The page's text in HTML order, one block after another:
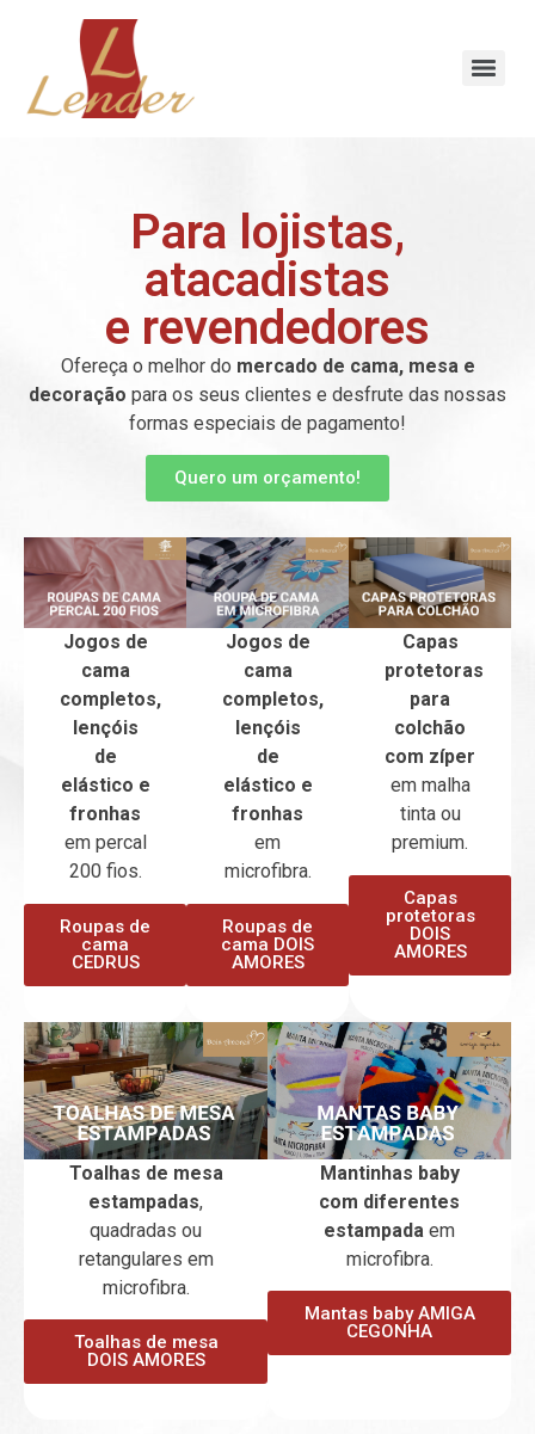
Para lojistas,
atacadistas
e revendedores
Ofereça o melhor do mercado de cama, mesa e
decoração para os seus clientes e desfrute das nossas
formas especiais de pagamento!
Quero um orçamento!
Jogos de
cama
completos,
lençóis
de
elástico e
fronhas
em percal
200 fios.
Roupas de
cama
CEDRUS
Jogos de
cama
completos,
lençóis
de
elástico e
fronhas
em
microfibra.
Roupas de
cama DOIS
AMORES
Capas
protetoras
para
colchão
com zíper
em malha
tinta ou
premium.
Capas
protetoras
DOIS
AMORES
Toalhas de mesa
estampadas,
quadradas ou
retangulares em
microfibra.
Toalhas de mesa
DOIS AMORES
Mantinhas baby
com diferentes
estampada em
microfibra.
Mantas baby AMIGA
CEGONHA